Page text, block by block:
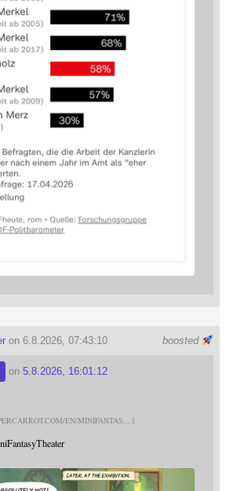
boosted
on 6.8.2026, 07:43:10
on 5.8.2026, 16:01:12
EN/MINIFANTAS